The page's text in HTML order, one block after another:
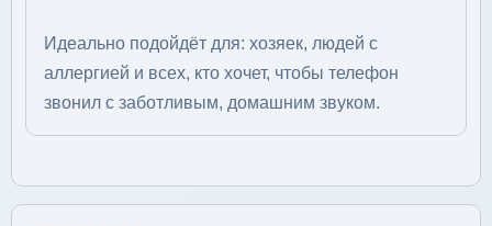
Идеально подойдёт для: хозяек, людей с
аллергией и всех, кто хочет, чтобы телефон
звонил с заботливым, домашним звуком.